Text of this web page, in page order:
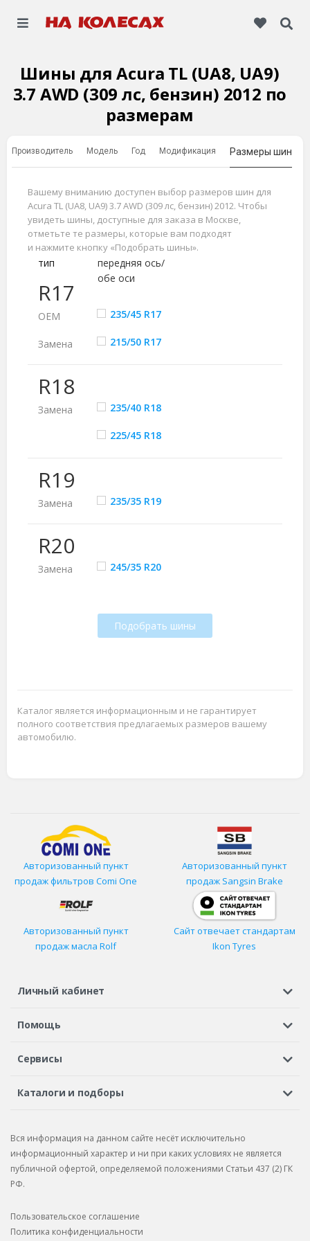
Шины для Acura TL (UA8, UA9)
3.7 AWD (309 лс, бензин) 2012 по
размерам
Производитель Модель Год Модификация Размеры шин
Вашему вниманию доступен выбор размеров шин для
Acura TL (UA8, UA9) 3.7 AWD (309 лс, бензин) 2012. Чтобы
увидеть шины, доступные для заказа в Москве,
отметьте те размеры, которые вам подходят
и нажмите кнопку «Подобрать шины».
R17
тип
передняя ось/
обе оси
ОЕМ 235/45 R17
Замена 215/50 R17
R18
Замена 235/40 R18
225/45 R18
R19
Замена 235/35 R19
R20
Замена 245/35 R20
Подобрать шины
Каталог является информационным и не гарантирует
полного соответствия предлагаемых размеров вашему
автомобилю.
Авторизованный пункт
продаж фильтров Comi One
Авторизованный пункт
продаж Sangsin Brake
Авторизованный пункт
продаж масла Rolf
Сайт отвечает стандартам
Ikon Tyres
Личный кабинет
Регистрация или вход
Помощь
Шины в кредит
Сервисы
Автосервисы
Бонусная программа
Рекламации по услугам
Каталоги и подборы
Подбор запчастей
Каталог запчастей
Вся информация на данном сайте несёт исключительно
информационный характер и ни при каких условиях не является
публичной офертой, определяемой положениями Статьи 437 (2) ГК
РФ.
Пользовательское соглашение
Политика конфиденциальности